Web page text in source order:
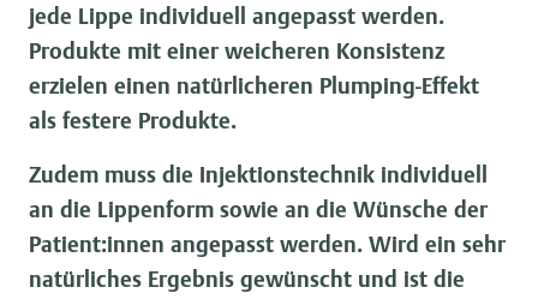
jede Lippe individuell angepasst werden.
Produkte mit einer weicheren Konsistenz
erzielen einen natürlicheren Plumping-Effekt
als festere Produkte.
Zudem muss die Injektionstechnik individuell
an die Lippenform sowie an die Wünsche der
Patient:innen angepasst werden. Wird ein sehr
natürliches Ergebnis gewünscht und ist die